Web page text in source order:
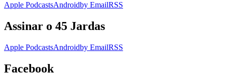
Apple PodcastsAndroidby EmailRSS
Assinar o 45 Jardas
Apple PodcastsAndroidby EmailRSS
Facebook